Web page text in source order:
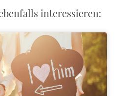
interessieren: